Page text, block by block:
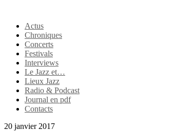
Actus
Chroniques
Concerts
Festivals
Interviews
Le Jazz et…
Lieux Jazz
Radio & Podcast
Journal en pdf
Contacts
20 janvier 2017